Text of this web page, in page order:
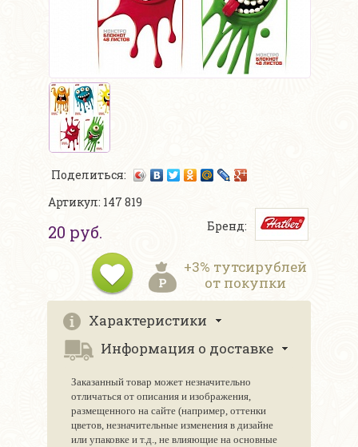
Поделиться:
Артикул: 147 819
20 руб. Бренд:
+3% тутсирублей
от покупки
Характеристики
Информация о доставке
Заказанный товар может незначительно
отличаться от описания и изображения,
размещенного на сайте (например, оттенки
цветов, незначительные изменения в дизайне
или упаковке и т.д., не влияющие на основные